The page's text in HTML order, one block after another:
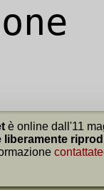
è online dall'11
liberamente